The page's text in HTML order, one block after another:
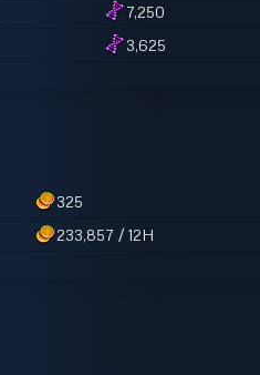
7,250
3,625
325
233,857 /12H